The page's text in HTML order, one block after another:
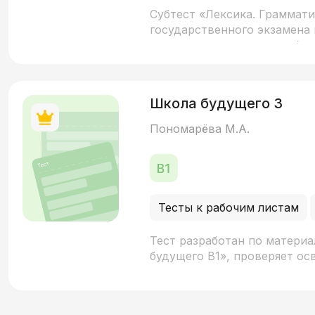
Субтест «Лексика.
государственного
русским языком —
грамматических тем,
языком. Время выполнения
Школа будущего 3
Пономарёва М.А.
Тесты к рабочим листам
Тест разработан по
будущего В1», проверяет
технологиями, а также